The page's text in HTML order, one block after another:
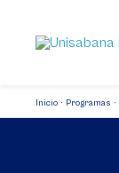
contenido
principal
Inicio Programas